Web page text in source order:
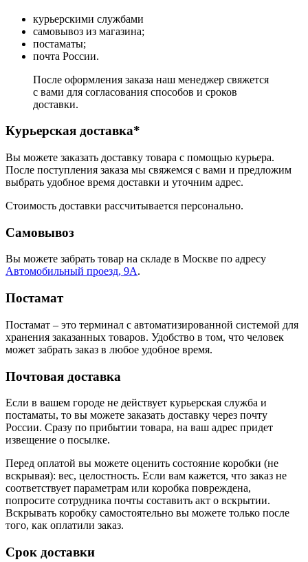
курьерскими службами
самовывоз из магазина;
постаматы;
почта России.
После оформления заказа наш менеджер свяжется
с вами для согласования способов и сроков
доставки.
Курьерская доставка*
Вы можете заказать доставку товара с помощью курьера.
После поступления заказа мы свяжемся с вами и предложим
выбрать удобное время доставки и уточним адрес.
Стоимость доставки рассчитывается персонально.
Самовывоз
Вы можете забрать товар на складе в Москве по адресу
Автомобильный проезд, 9А.
Постамат
Постамат – это терминал с автоматизированной системой для
хранения заказанных товаров. Удобство в том, что человек
может забрать заказ в любое удобное время.
Почтовая доставка
Если в вашем городе не действует курьерская служба и
постаматы, то вы можете заказать доставку через почту
России. Сразу по прибытии товара, на ваш адрес придет
извещение о посылке.
Перед оплатой вы можете оценить состояние коробки (не
вскрывая): вес, целостность. Если вам кажется, что заказ не
соответствует параметрам или коробка повреждена,
попросите сотрудника почты составить акт о вскрытии.
Вскрывать коробку самостоятельно вы можете только после
того, как оплатили заказ.
Срок доставки